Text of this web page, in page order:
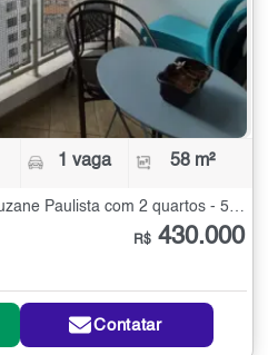
1 vaga 58 m²
Apartamento à Venda no Lauzane Paulista com 2 quartos - 58 m²
R$ 430.000
Contatar